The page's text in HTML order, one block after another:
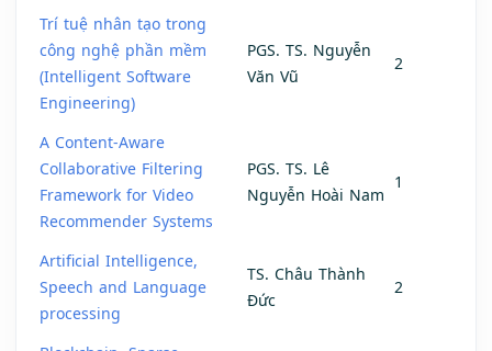
Trí tuệ nhân tạo trong
công nghệ phần mềm
(Intelligent Software
Engineering)
PGS. TS. Nguyễn
Văn Vũ
2
A Content-Aware
Collaborative Filtering
Framework for Video
Recommender Systems
PGS. TS. Lê
Nguyễn Hoài Nam
1
Artificial Intelligence,
Speech and Language
processing
TS. Châu Thành
Đức
2